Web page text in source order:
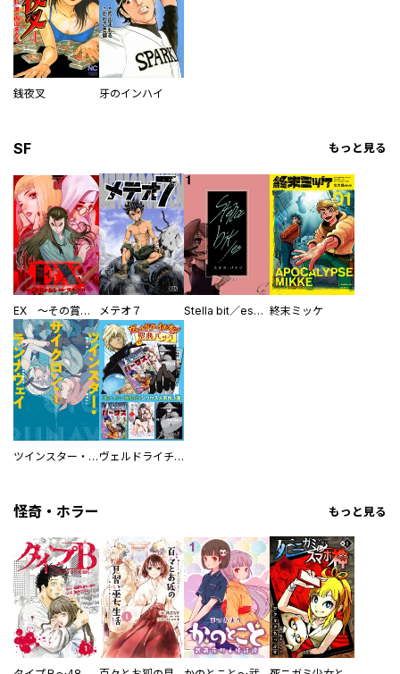
銭夜叉 牙のインハイ
SF もっと見る
EX ～その賞金稼ぎは、世界の出口を探す～【単行本版】 メテオ７ Stella bit／es【単話版】 終末ミッケ
ツインスター・サイクロン・ランナウェイ ヴェルドライチオシ聖典パック 『転スラ』ミニ画集付き シリウス人気作３選
怪奇・ホラー もっと見る